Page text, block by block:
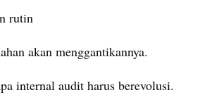
rutin
akan menggantikannya.
internal audit harus berevolusi.